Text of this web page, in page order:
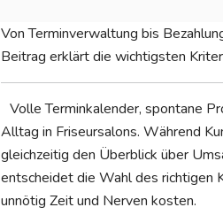
Von Terminverwaltung bis
Beitrag erklärt die wichtigsten
Volle Terminkalender, spontane
Alltag in Friseursalons. Während
gleichzeitig den Überblick über
entscheidet die Wahl des richtigen
unnötig Zeit und Nerven kosten.